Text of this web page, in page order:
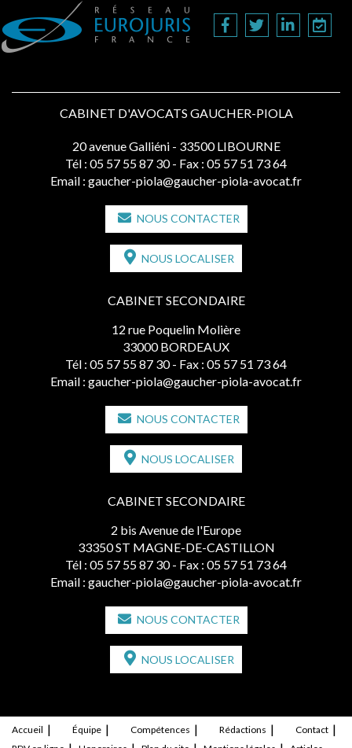
CABINET D'AVOCATS GAUCHER-PIOLA
20 avenue Galliéni - 33500 LIBOURNE
Tél : 05 57 55 87 30 - Fax : 05 57 51 73 64
Email : gaucher-piola@gaucher-piola-avocat.fr
NOUS CONTACTER
NOUS LOCALISER
CABINET SECONDAIRE
12 rue Poquelin Molière
33000 BORDEAUX
Tél : 05 57 55 87 30 - Fax : 05 57 51 73 64
Email : gaucher-piola@gaucher-piola-avocat.fr
NOUS CONTACTER
NOUS LOCALISER
CABINET SECONDAIRE
2 bis Avenue de l'Europe
33350 ST MAGNE-DE-CASTILLON
Tél : 05 57 55 87 30 - Fax : 05 57 51 73 64
Email : gaucher-piola@gaucher-piola-avocat.fr
NOUS CONTACTER
NOUS LOCALISER
Accueil Équipe Compétences Rédactions
Contact